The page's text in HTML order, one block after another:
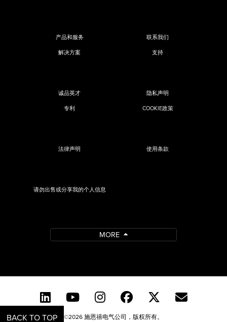
BACK TO TOP
产品和服务
解决方案
联系我们
支持
诚品英才
专利
隐私声明
COOKIE政策
法律声明 使用条款
请勿出售或分享我的个人信息
MORE
©2026 施恩禧电气公司，版权所有。